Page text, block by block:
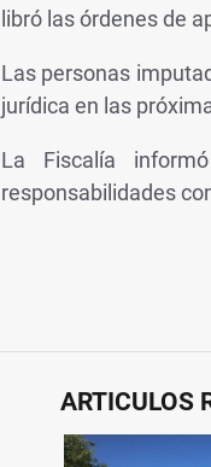
libró las órdenes de
Las personas
jurídica en las
La Fiscalía
responsabilidades
ARTICULOS